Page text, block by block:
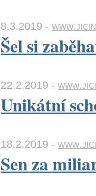
8.3.2019 -
Šel si
22.2.2019 -
Unikátní
18.2.2019 -
Sen za